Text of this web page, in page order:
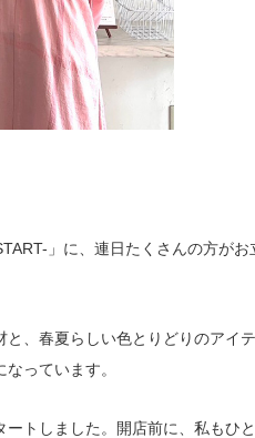
」に、連日たくさんの方がお
、春夏らしい色とりどりのアイテ
っています。
ートしました。開店前に、私もひと